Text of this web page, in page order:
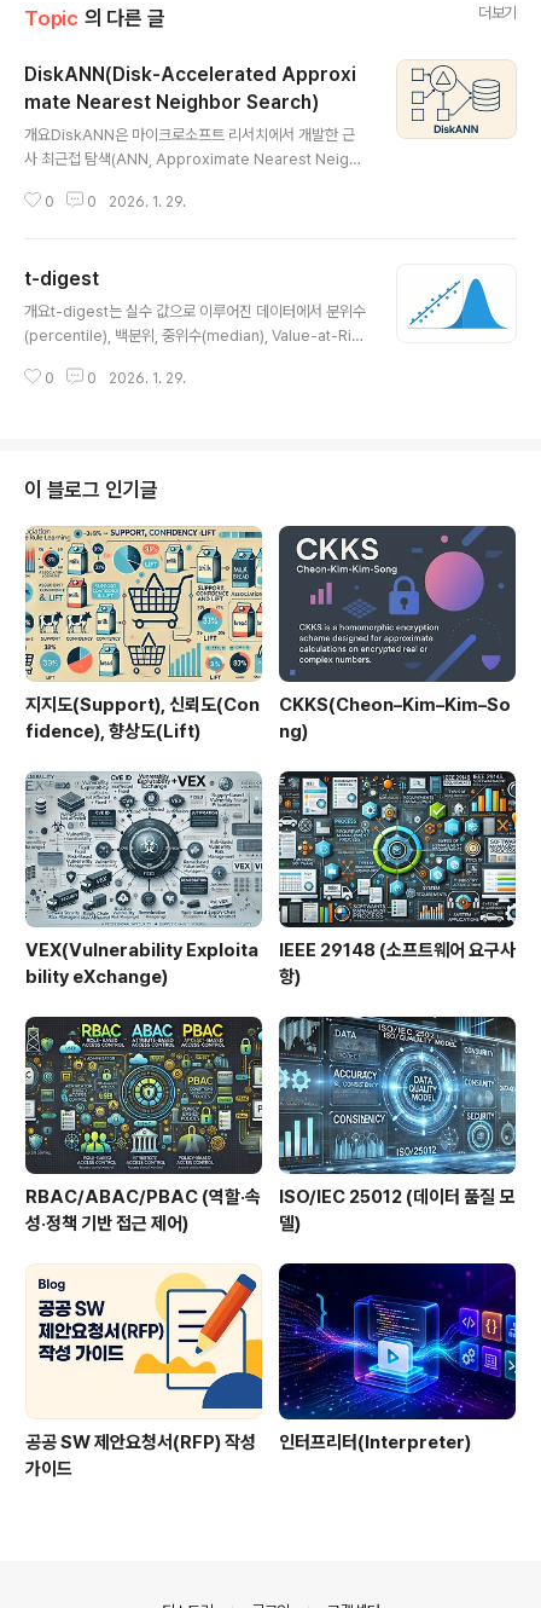
Topic 의 다른 글 더보기
DiskANN(Disk-Accelerated Approxi
mate Nearest Neighbor Search)
개요DiskANN은 마이크로소프트 리서치에서 개발한 근
사 최근접 탐색(ANN, Approximate Nearest Neighb
고차원 벡터 데이터를 고속으로 검색할 수 있도록 설계되
념 및 정의 항목 설명 정의SSD에 저장된 대규모 벡터 인덱
스에서 최근접 이웃을 근사적으로 탐색하는 알고리즘목적
RAM 사용을 최소화하면서도 빠른 벡터 검색 구현필요성
구조 필요DiskANN은 HNSW 기반 탐색과 SSD 친화적
0 0 2026. 1. 29.
t-digest
개요t-digest는 실수 값으로 이루어진 데이터에서 분위수
(percentile), 백분위, 중위수(median), Value-at-Ris
ed Dunning이 고안한 이 구조는 대규모 데이터 스트림
용 데이터 요약 구조목적중위수, 분위수 계산을 메모리 효
율적으로 수행필요성전체 데이터를 저장하지 않고 정확한
분위수 추정 필요t-digest는 평균값이 아닌 분포 형태를
요약해 통계적으로 의미 있는 추정을 가능하게 함2. 특징
특징설명비교메모리 효율성수백만 건도 수백 KB 이내 ..
0 0 2026. 1. 29.
이 블로그 인기글
지지도(Support), 신뢰도(Con
fidence), 향상도(Lift)
CKKS(Cheon–Kim–Kim–So
ng)
VEX(Vulnerability Exploita
bility eXchange)
IEEE 29148 (소프트웨어 요구사
항)
RBAC/ABAC/PBAC (역할·속
성·정책 기반 접근 제어)
ISO/IEC 25012 (데이터 품질 모
델)
공공 SW 제안요청서(RFP) 작성
가이드
인터프리터(Interpreter)